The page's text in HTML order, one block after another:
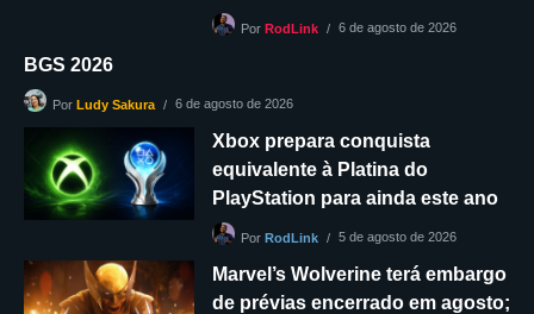
PorRodLink 6 de agosto de 2026
BGS 2026
PorLudy Sakura 6 de agosto de 2026
Xbox prepara conquista
equivalente à Platina do
PlayStation para ainda este ano
PorRodLink 5 de agosto de 2026
Marvel’s Wolverine terá embargo
de prévias encerrado em agosto;